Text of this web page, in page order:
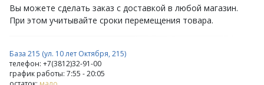
Вы можете сделать заказ с доставкой в любой магазин.
При этом учитывайте сроки перемещения товара.
База 215 (ул. 10 лет Октября, 215)
телефон: +7(3812)32-91-00
график работы: 7:55 - 20:05